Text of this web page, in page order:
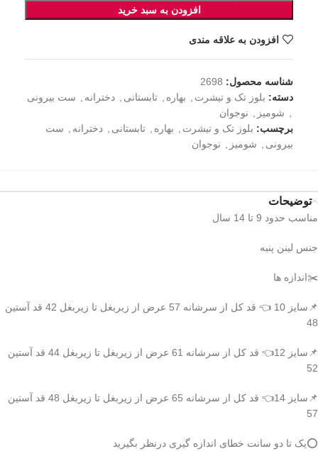
افزودن به سبد خرید
افزودن به علاقه مندی
شناسه محصول: 2698
دسته: بلوز تک و تیشرت , بهاره , تابستانی , دخترانه , ست بیرونی
, شومیز , نوجوان
برچسب: بلوز تک و تیشرت , بهاره , تابستانی , دخترانه , ست
بیرونی , شومیز , نوجوان
توضیحات
مناسب حدود 9 تا 14 سال
جنس لینن پنبه
✂️اندازه ها
📌سایز 10 👈 قد کل از سرشانه 57 عرض از زیربغل تا زیربغل 42 قد آستین
48
📌سایز 12👈 قد کل از سرشانه 61 عرض از زیربغل تا زیربغل 44 قد آستین
52
📌سایز 14👈 قد کل از سرشانه 65 عرض از زیربغل تا زیربغل 48 قد آستین
57
⭕️یک تا دو سانت خطای اندازه گیری درنظر بگیرید